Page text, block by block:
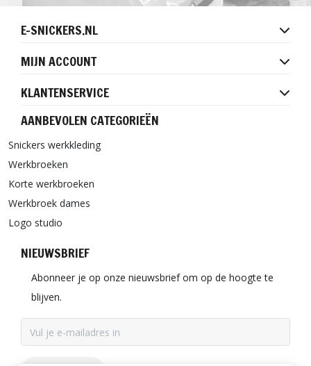
E-SNICKERS.NL
MIJN ACCOUNT
KLANTENSERVICE
AANBEVOLEN CATEGORIEËN
Snickers werkkleding
Werkbroeken
Korte werkbroeken
Werkbroek dames
Logo studio
NIEUWSBRIEF
Abonneer je op onze nieuwsbrief om op de hoogte te
blijven.